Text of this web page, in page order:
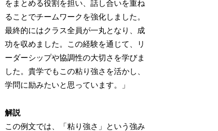
をまとめる役割を担い、話し合いを重ね
ることでチームワークを強化しました。
最終的にはクラス全員が一丸となり、成
功を収めました。この経験を通じて、リ
ーダーシップや協調性の大切さを学びま
した。貴学でもこの粘り強さを活かし、
学問に励みたいと思っています。」
解説
この例文では、「粘り強さ」という強み